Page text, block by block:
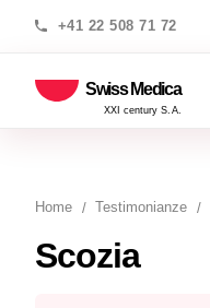
+41 22 508 71 72
Swiss Medica
XXI century S.A.
Home Testimonianze
Scozia